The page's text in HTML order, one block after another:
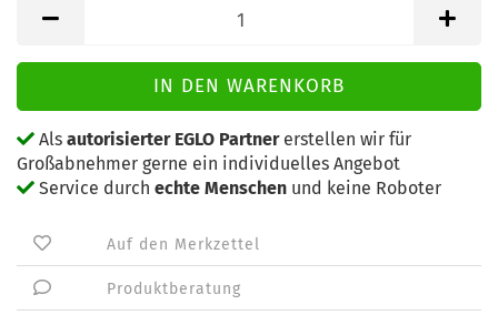
Als autorisierter EGLO Partnererstellen wir für
Großabnehmer gerne ein individuelles Angebot
Service durch echte Menschen und keine Roboter
Auf den Merkzettel
Produktberatung